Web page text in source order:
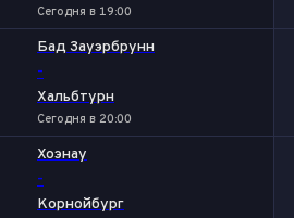
Сегодня в 19:00
Бад Зауэрбрунн
-
Хальбтурн
Сегодня в 20:00
Хоэнау
-
Корнойбург